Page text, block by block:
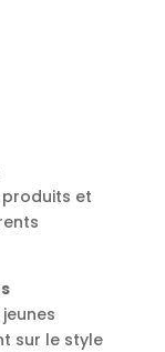
et
sur le style